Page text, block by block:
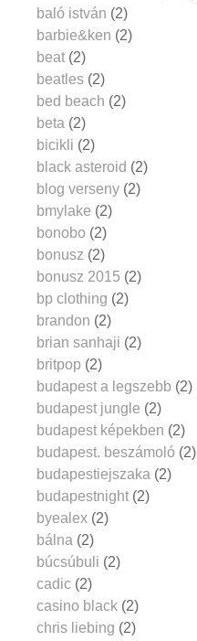
baló istván (2)
barbie&ken (2)
beat (2)
beatles (2)
bed beach (2)
beta (2)
bicikli (2)
black asteroid (2)
blog verseny (2)
bmylake (2)
bonobo (2)
bonusz (2)
bonusz 2015 (2)
bp clothing (2)
brandon (2)
brian sanhaji (2)
britpop (2)
budapest a legszebb (2)
budapest jungle (2)
budapest képekben (2)
budapest. beszámoló (2)
budapestiejszaka (2)
budapestnight (2)
byealex (2)
bálna (2)
búcsúbuli (2)
cadic (2)
casino black (2)
chris liebing (2)